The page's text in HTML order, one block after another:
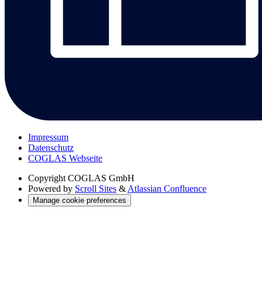
Impressum
Datenschutz
COGLAS Webseite
Copyright COGLAS GmbH
Powered by Scroll Sites & Atlassian Confluence
Manage cookie preferences